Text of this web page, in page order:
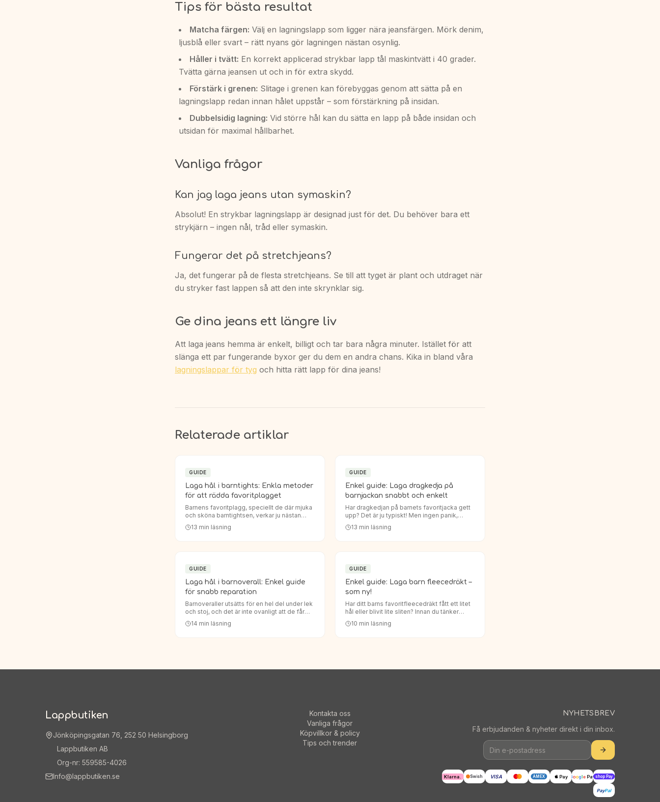
Tips för bästa resultat
Matcha färgen: Välj en lagningslapp som ligger nära jeansfärgen. Mörk denim,
ljusblå eller svart – rätt nyans gör lagningen nästan osynlig.
Håller i tvätt: En korrekt applicerad strykbar lapp tål maskintvätt i 40 grader.
Tvätta gärna jeansen ut och in för extra skydd.
Förstärk i grenen: Slitage i grenen kan förebyggas genom att sätta på en
lagningslapp redan innan hålet uppstår – som förstärkning på insidan.
Dubbelsidig lagning: Vid större hål kan du sätta en lapp på både insidan och
utsidan för maximal hållbarhet.
Vanliga frågor
Kan jag laga jeans utan symaskin?
Absolut! En strykbar lagningslapp är designad just för det. Du behöver bara ett
strykjärn – ingen nål, tråd eller symaskin.
Fungerar det på stretchjeans?
Ja, det fungerar på de flesta stretchjeans. Se till att tyget är plant och utdraget när
du stryker fast lappen så att den inte skrynklar sig.
Ge dina jeans ett längre liv
Att laga jeans hemma är enkelt, billigt och tar bara några minuter. Istället för att
slänga ett par fungerande byxor ger du dem en andra chans. Kika in bland våra
lagningslappar för tyg och hitta rätt lapp för dina jeans!
Relaterade artiklar
GUIDE
Laga hål i barntights: Enkla metoder
för att rädda favoritplagget
Barnens favoritplagg, speciellt de där mjuka
och sköna barntightsen, verkar ju nästan
magiskt dras till hål. En dag sitter de perfekt,
nästa dag har knäna eller rumpan fått ett
13 min läsning
GUIDE
Enkel guide: Laga dragkedja på
barnjackan snabbt och enkelt
Har dragkedjan på barnets favoritjacka gett
upp? Det är ju typiskt! Men ingen panik,
oftast är det enklare än man tror att laga
dragkedja barnjacka. Istället för att köpa en
13 min läsning
GUIDE
Laga hål i barnoverall: Enkel guide
för snabb reparation
Barnoveraller utsätts för en hel del under lek
och stoj, och det är inte ovanligt att de får
hål. Men misströsta inte! Ofta kan man enkelt
laga hål i barnoverall så att den håller…
14 min läsning
GUIDE
Enkel guide: Laga barn fleecedräkt –
som ny!
Har ditt barns favoritfleecedräkt fått ett litet
hål eller blivit lite sliten? Innan du tänker
tanken att slänga den, vet att det är enklare
än du tror att laga den. Att laga barn…
10 min läsning
Lappbutiken
Jönköpingsgatan 76, 252 50 Helsingborg
Lappbutiken AB
Org-nr: 559585-4026
Info@lappbutiken.se
Kontakta oss
Vanliga frågor
Köpvillkor & policy
Tips och trender
NYHETSBREV
Få erbjudanden & nyheter direkt i din inbox.
Klarna. Swish VISA AMEX Pay Google Pay shop Pay
PayPal